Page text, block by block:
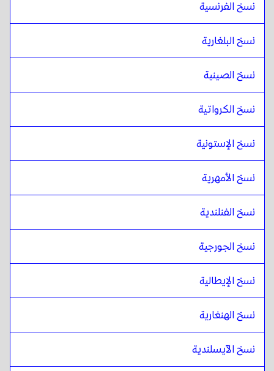
نسخ الفرنسية
نسخ البلغارية
نسخ الصينية
نسخ الكرواتية
نسخ الإستونية
نسخ الأمهرية
نسخ الفنلندية
نسخ الجورجية
نسخ الإيطالية
نسخ الهنغارية
نسخ الآيسلندية